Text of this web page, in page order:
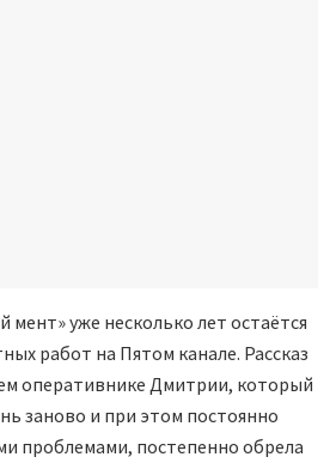
мент» уже несколько лет остаётся
работ на Пятом канале. Рассказ
оперативнике Дмитрии, который
заново и при этом постоянно
проблемами, постепенно обрела